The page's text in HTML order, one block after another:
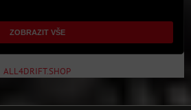
ZOBRAZIT VŠE
ALL4DRIFT.SHOP